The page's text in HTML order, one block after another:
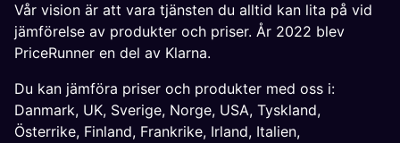
Vår vision är att vara tjänsten du alltid kan lita på vid
jämförelse av produkter och priser. År 2022 blev
PriceRunner en del av Klarna.
Du kan jämföra priser och produkter med oss i:
Danmark, UK, Sverige, Norge, USA, Tyskland,
Österrike, Finland, Frankrike, Irland, Italien,